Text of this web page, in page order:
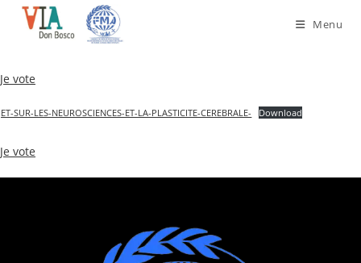
Menu
Je vote
SUR-LES-NEUROSCIENCES-ET-LA-PLASTICITE-CEREBRALE- Download
Je vote